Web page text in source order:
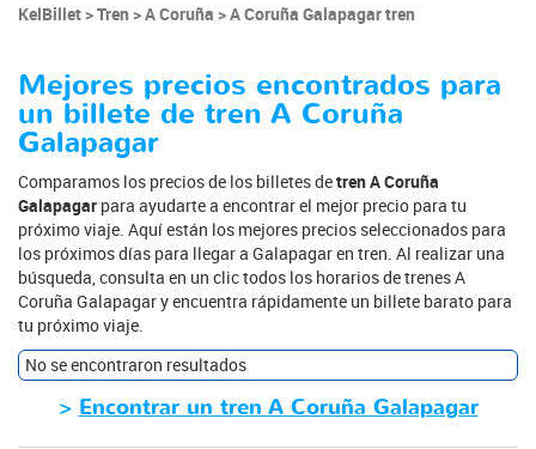
KelBillet Tren A Coruña A Coruña Galapagar tren
Mejores precios encontrados para
un billete de tren A Coruña
Galapagar
Comparamos los precios de los billetes detren A Coruña
Galapagar para ayudarte a encontrar el mejor precio para tu
próximo viaje. Aquí están los mejores precios seleccionados para
los próximos días para llegar a Galapagar en tren. Al realizar una
búsqueda, consulta en un clic todos los horarios de trenes A
Coruña Galapagar y encuentra rápidamente un billete barato para
tu próximo viaje.
No se encontraron resultados
> Encontrar un tren A Coruña Galapagar